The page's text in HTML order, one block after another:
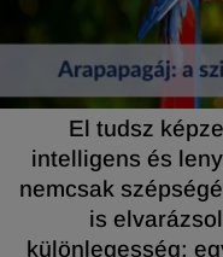
El tudsz
intelligens és
nemcsak
is
különlegesség: